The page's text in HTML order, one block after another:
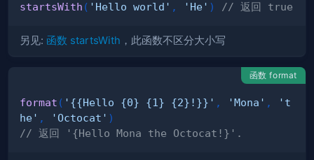
startsWith ( 'Hello world' , 'He' ) // 返回 true
另见: 函数 startsWith ，此函数不区分大小写
函数 format
format ( '{{Hello {0} {1} {2}!}}' , 'Mona' ,
't
he' , 'Octocat' )
// 返回 '{Hello Mona the Octocat!}'.